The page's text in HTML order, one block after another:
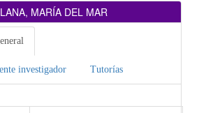
MARÍA DEL MAR
investigador Tutorías